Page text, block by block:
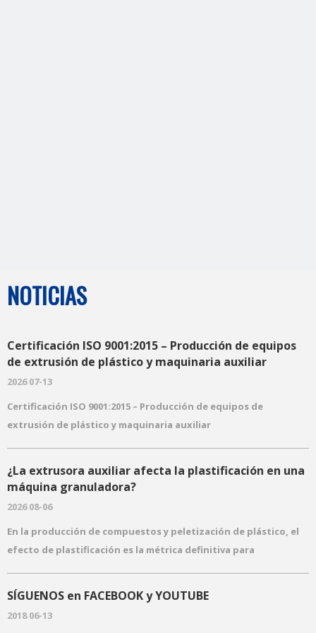
Ver información detallada
NOTICIAS
Certificación ISO 9001:2015 – Producción de equipos
de extrusión de plástico y maquinaria auxiliar
2026 07-13
Certificación ISO 9001:2015 – Producción de equipos de
extrusión de plástico y maquinaria auxiliar
¿La extrusora auxiliar afecta la plastificación en una
máquina granuladora?
2026 08-06
En la producción de compuestos y peletización de plástico, el
efecto de plastificación es la métrica definitiva para
fábrica es: 'La plastificación depende completamente de la
extrusora principal; no tiene nada que ver con la máquina
auxiliar'. Si bien esta afirmación es teóricamente precisa, los
SÍGUENOS en FACEBOOK y YOUTUBE
2018 06-13